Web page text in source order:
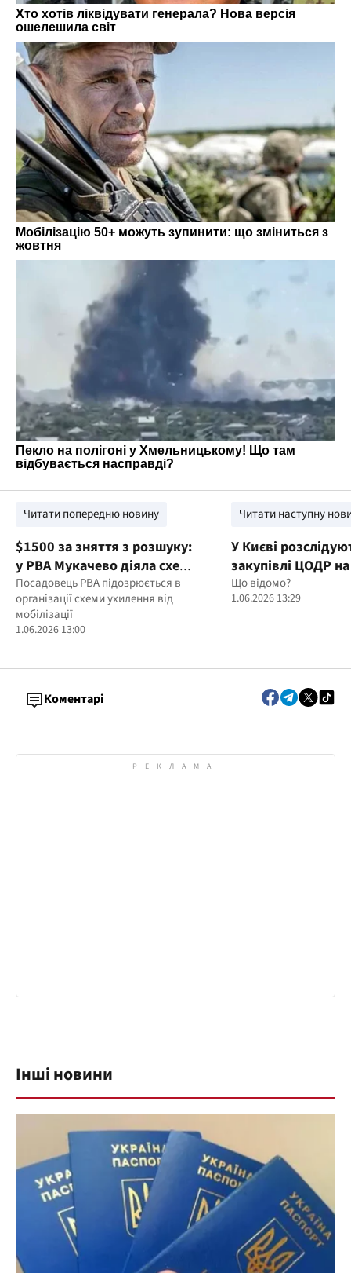
Читати попередню новину
$1500 за зняття з розшуку:
у РВА Мукачево діяла схема
"послуг" для ухилянтів
Посадовець РВА підозрюється в
організації схеми ухилення від
мобілізації
1.06.2026 13:00
Читати наступну
У Києві
закупівлі ЦОДР
млн гривень
Що відомо?
1.06.2026 13:29
Коментарі
Інші новини